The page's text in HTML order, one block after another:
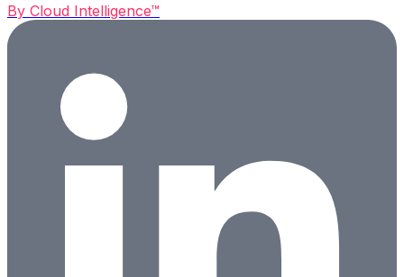
By Cloud Intelligence™